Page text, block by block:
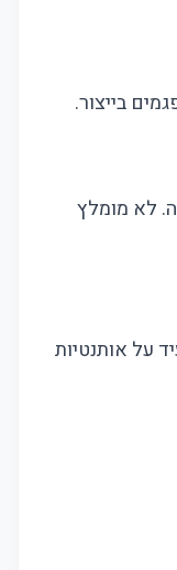
בייצור.
לא מומלץ
על אותנטיות